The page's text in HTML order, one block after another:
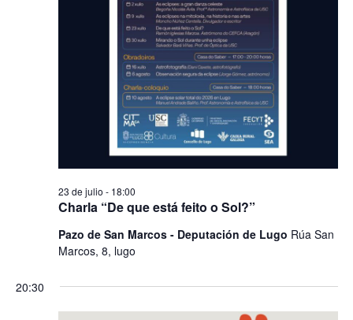
Charla “De que está feito o Sol?”
23 de julio - 18:00
Pazo de San Marcos - Deputación de Lugo Rúa San
Marcos, 8, lugo
20:30